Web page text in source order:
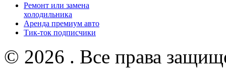
Ремонт или замена
холодильника
Аренда премиум авто
Тик-ток подписчики
© 2026 . Все права